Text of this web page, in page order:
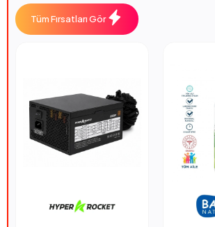
Tüm Fırsatları Gör